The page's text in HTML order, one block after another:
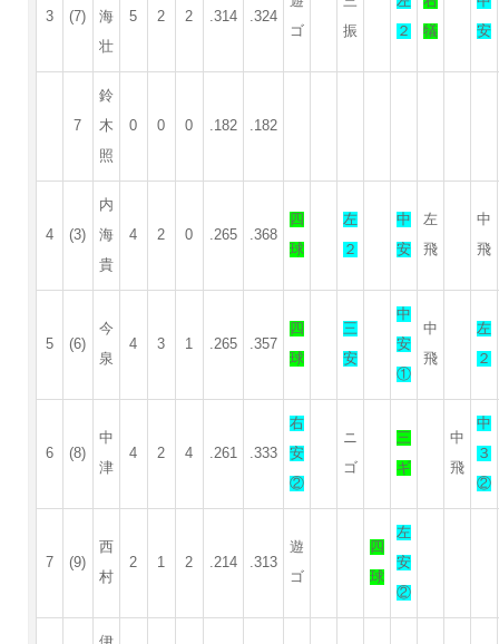
3 (7)
海
壮
5 2 2 .314 .324
ゴ
振
２
犠
安
7
鈴
木
照
0 0 0 .182 .182
4 (3)
内
海
貴
4 2 0 .265 .368
四
球
左
２
中
安
左
飛
中
飛
5 (6)
今
泉
4 3 1 .265 .357
四
球
三
安
中
安
①
中
飛
左
２
6 (8)
中
津
4 2 4 .261 .333
右
安
②
ニ
ゴ
三
ギ
中
飛
中
３
②
7 (9)
西
村
2 1 2 .214 .313
遊
ゴ
四
球
左
安
②